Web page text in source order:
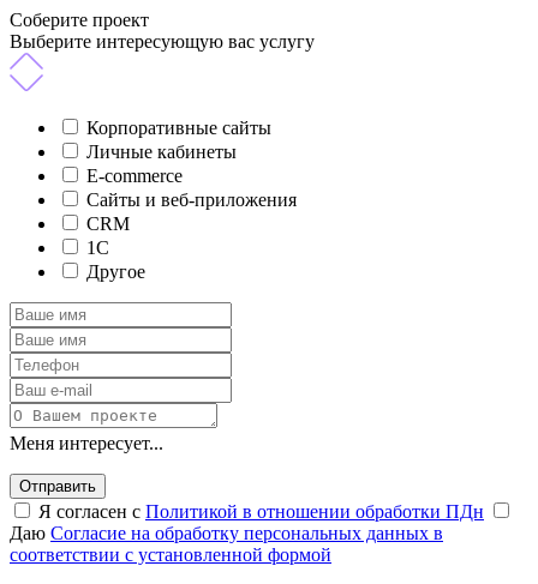
Соберите проект
Выберите интересующую вас услугу
Корпоративные сайты
Личные кабинеты
E-commerce
Сайты и веб-приложения
CRM
1C
Другое
Меня интересует...
Отправить
Я согласен с Политикой в отношении обработки ПДн
Даю Согласие на обработку персональных данных в
соответствии с установленной формой